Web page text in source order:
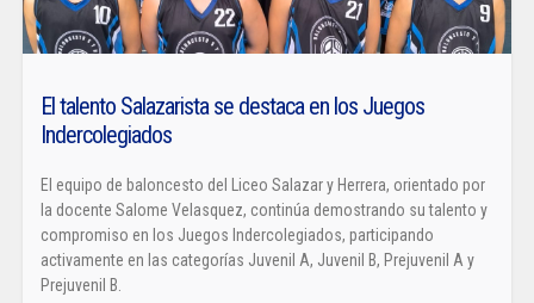
El talento Salazarista se destaca en los Juegos
Indercolegiados
El equipo de baloncesto del Liceo Salazar y Herrera, orientado por
la docente Salome Velasquez, continúa demostrando su talento y
compromiso en los Juegos Indercolegiados, participando
activamente en las categorías Juvenil A, Juvenil B, Prejuvenil A y
Prejuvenil B.